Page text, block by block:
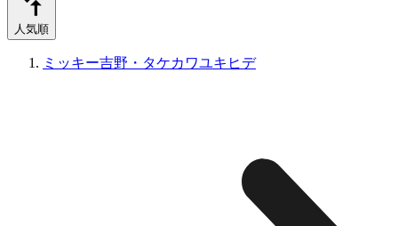
人気順
ミッキー吉野・タケカワユキヒデ